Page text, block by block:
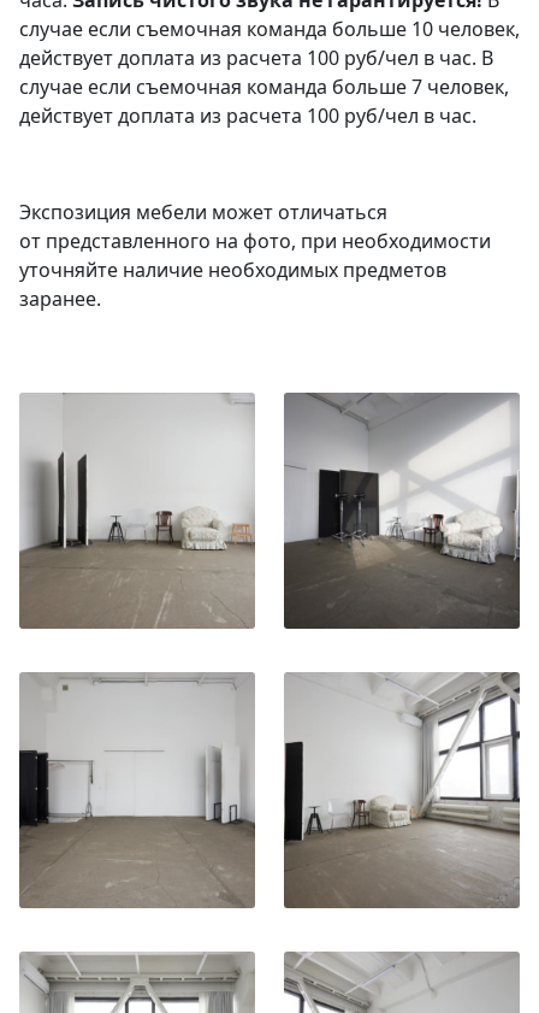
случае если съемочная команда больше 10 человек,
действует доплата из расчета 100 руб/чел в час. В
случае если съемочная команда больше 7 человек,
действует доплата из расчета 100 руб/чел в час.
Экспозиция мебели может отличаться
от представленного на фото, при необходимости
уточняйте наличие необходимых предметов
заранее.